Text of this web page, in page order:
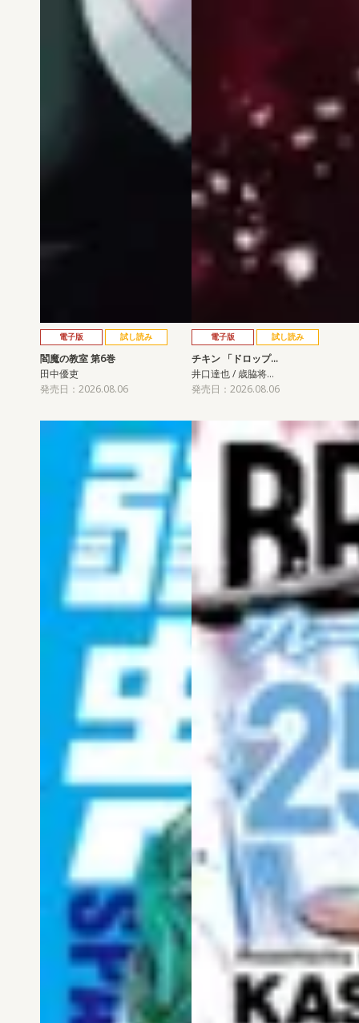
電子版 試し読み
閻魔の教室 第6巻
田中優吏
発売日：2026.08.06
電子版 試し読み
チキン 「ドロップ…
井口達也 / 歳脇将…
発売日：2026.08.06